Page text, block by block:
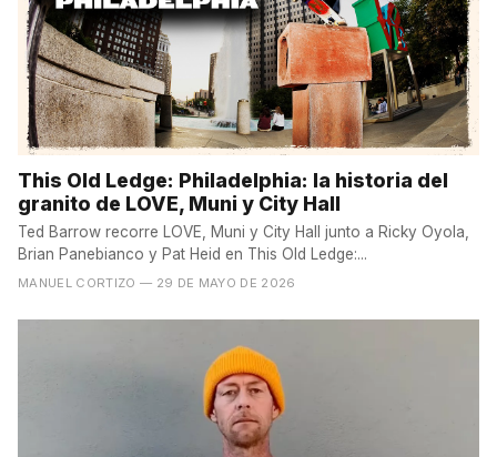
This Old Ledge: Philadelphia: la historia del
granito de LOVE, Muni y City Hall
Ted Barrow recorre LOVE, Muni y City Hall junto a Ricky Oyola,
Brian Panebianco y Pat Heid en This Old Ledge:...
MANUEL CORTIZO — 29 DE MAYO DE 2026